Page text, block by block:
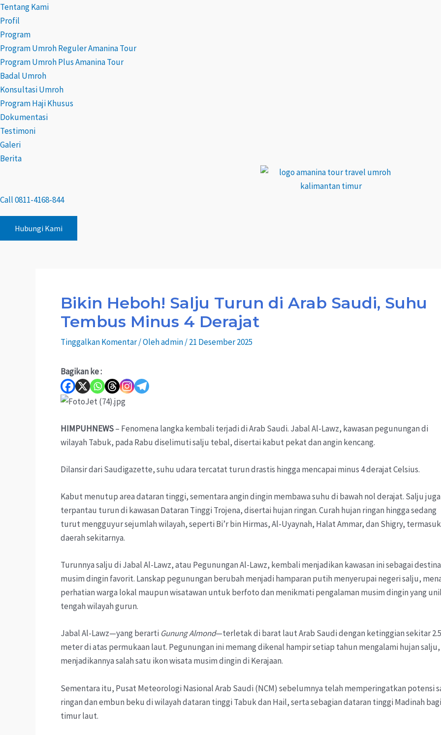
Lewati
ke
konten
Tentang Kami
Profil
Program
Program Umroh Reguler Amanina Tour
Program Umroh Plus Amanina Tour
Badal Umroh
Konsultasi Umroh
Program Haji Khusus
Dokumentasi
Testimoni
Galeri
Berita
Call 0811-4168-844
Hubungi Kami
Bikin Heboh! Salju Turun di Arab Saudi, Suhu
Tembus Minus 4 Derajat
Tinggalkan Komentar/ Olehadmin/21 Desember 2025
Bagikan ke :
HIMPUHNEWS– Fenomena langka kembali terjadi di Arab Saudi. Jabal Al-Lawz, kawasan pegunungan di
wilayah Tabuk, pada Rabu diselimuti salju tebal, disertai kabut pekat dan angin kencang.
Dilansir dari Saudigazette, suhu udara tercatat turun drastis hingga mencapai minus 4 derajat Celsius.
Kabut menutup area dataran tinggi, sementara angin dingin membawa suhu di bawah nol derajat. Salju juga
terpantau turun di kawasan Dataran Tinggi Trojena, disertai hujan ringan. Curah hujan ringan hingga sedang
turut mengguyur sejumlah wilayah, seperti Bi’r bin Hirmas, Al-Uyaynah, Halat Ammar, dan Shigry, termasuk
daerah sekitarnya.
Turunnya salju di Jabal Al-Lawz, atau Pegunungan Al-Lawz, kembali menjadikan kawasan ini sebagai
musim dingin favorit. Lanskap pegunungan berubah menjadi hamparan putih menyerupai negeri salju,
perhatian warga lokal maupun wisatawan untuk berfoto dan menikmati pengalaman musim dingin yang
tengah wilayah gurun.
Jabal Al-Lawz—yang berarti Gunung Almond—terletak di barat laut Arab Saudi dengan ketinggian sekitar
meter di atas permukaan laut. Pegunungan ini memang dikenal hampir setiap tahun mengalami hujan salju,
menjadikannya salah satu ikon wisata musim dingin di Kerajaan.
Sementara itu, Pusat Meteorologi Nasional Arab Saudi (NCM) sebelumnya telah memperingatkan potensi
ringan dan embun beku di wilayah dataran tinggi Tabuk dan Hail, serta sebagian dataran tinggi Madinah
timur laut.
Post